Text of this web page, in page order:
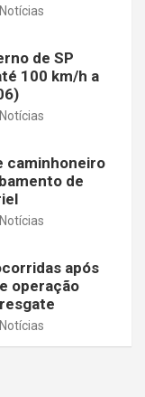
de SP
100 km/h a
caminhoneiro
de
após
operação